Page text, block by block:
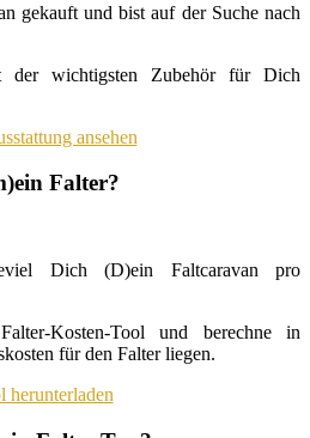
gekauft und bist auf der Suche nach
wichtigsten Zubehör für Dich
ansehen
Falter?
Dich (D)ein Faltcaravan pro
Kosten-Tool und berechne in
für den Falter liegen.
herunterladen